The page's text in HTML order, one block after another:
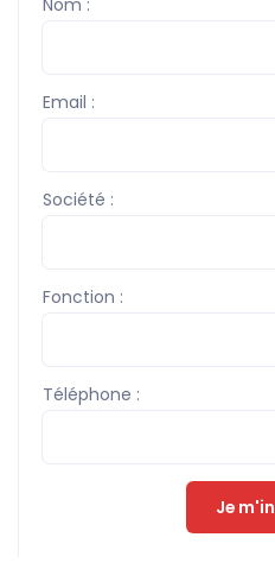
Nom :
Email :
Société :
Fonction :
Téléphone :